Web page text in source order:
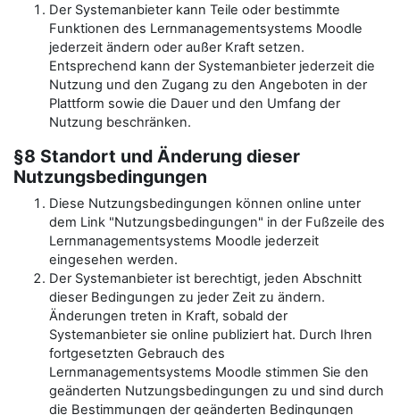
Der Systemanbieter kann Teile oder bestimmte
Funktionen des Lernmanagementsystems Moodle
jederzeit ändern oder außer Kraft setzen.
Entsprechend kann der Systemanbieter jederzeit die
Nutzung und den Zugang zu den Angeboten in der
Plattform sowie die Dauer und den Umfang der
Nutzung beschränken.
§8 Standort und Änderung dieser
Nutzungsbedingungen
Diese Nutzungsbedingungen können online unter
dem Link "Nutzungsbedingungen" in der Fußzeile des
Lernmanagementsystems Moodle jederzeit
eingesehen werden.
Der Systemanbieter ist berechtigt, jeden Abschnitt
dieser Bedingungen zu jeder Zeit zu ändern.
Änderungen treten in Kraft, sobald der
Systemanbieter sie online publiziert hat. Durch Ihren
fortgesetzten Gebrauch des
Lernmanagementsystems Moodle stimmen Sie den
geänderten Nutzungsbedingungen zu und sind durch
die Bestimmungen der geänderten Bedingungen